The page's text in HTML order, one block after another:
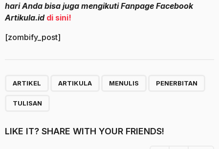
hari Anda bisa juga mengikuti Fanpage Facebook
Artikula.id di sini!
[zombify_post]
ARTIKEL ARTIKULA MENULIS PENERBITAN
TULISAN
LIKE IT? SHARE WITH YOUR FRIENDS!